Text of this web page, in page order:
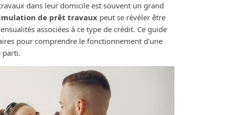
dans leur domicile est souvent un grand
de prêt travaux peut se révéler être
associées à ce type de crédit. Ce guide
pour comprendre le fonctionnement d’une
parti.